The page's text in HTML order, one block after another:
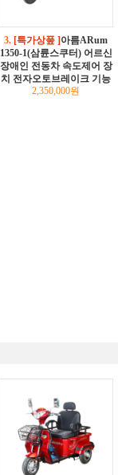
3. [특가상풒 ] 아름ARum
1350-1(삼륜스쿠터) 어르신
장애인 전동차 속도제어 장
치 전자오토브레이크 기능
2,350,000원